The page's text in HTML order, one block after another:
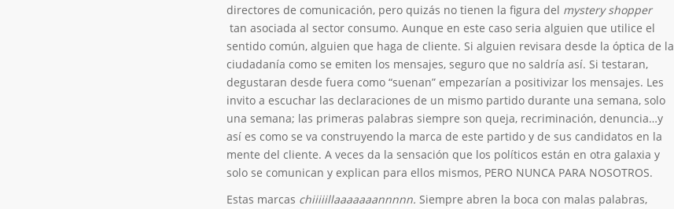
directores de comunicación, pero quizás no tienen la figura del mystery shopper
tan asociada al sector consumo. Aunque en este caso seria alguien que utilice el
sentido común, alguien que haga de cliente. Si alguien revisara desde la óptica de la
ciudadanía como se emiten los mensajes, seguro que no saldría así. Si testaran,
degustaran desde fuera como “suenan” empezarían a positivizar los mensajes. Les
invito a escuchar las declaraciones de un mismo partido durante una semana, solo
una semana; las primeras palabras siempre son queja, recriminación, denuncia…y
así es como se va construyendo la marca de este partido y de sus candidatos en la
mente del cliente. A veces da la sensación que los políticos están en otra galaxia y
solo se comunican y explican para ellos mismos, PERO NUNCA PARA NOSOTROS.
Estas marcas chiiiiillaaaaaaannnnn. Siempre abren la boca con malas palabras,